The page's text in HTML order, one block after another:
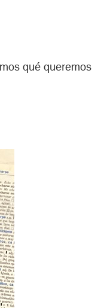
qué queremos